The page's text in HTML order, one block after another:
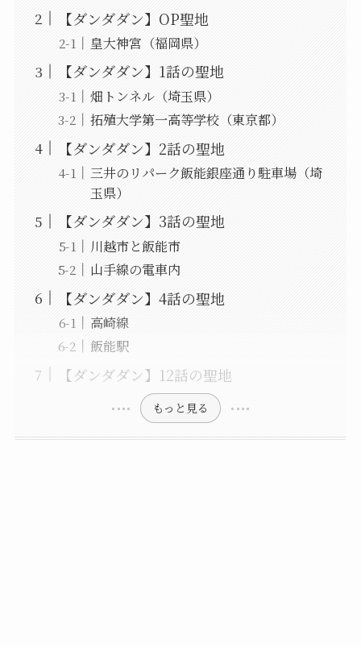
【ダンダダン】OP聖地
皇大神宮（福岡県）
【ダンダダン】1話の聖地
畑トンネル（埼玉県）
拓殖大学第一高等学校（東京都）
【ダンダダン】2話の聖地
三井のリパーク飯能銀座通り駐車場（埼
玉県）
【ダンダダン】3話の聖地
川越市と飯能市
山手線の電車内
【ダンダダン】4話の聖地
高崎線
飯能駅
【ダンダダン】12話の聖地
もっと見る